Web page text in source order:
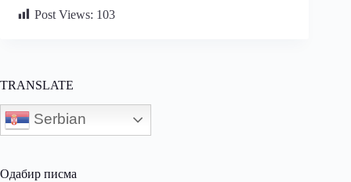
Post Views: 103
TRANSLATE
Serbian
Одабир писма